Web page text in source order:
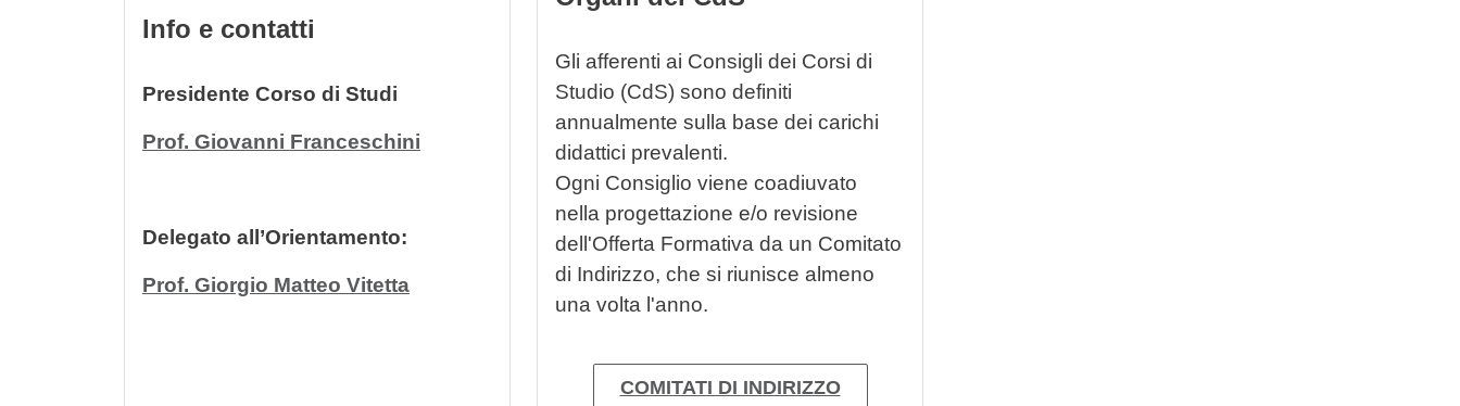
Info e contatti
Presidente Corso di Studi
Prof. Giovanni Franceschini
Delegato all’Orientamento:
Prof. Giorgio Matteo Vitetta
Gli afferenti ai Consigli dei Corsi di
Studio (CdS) sono definiti
annualmente sulla base dei carichi
didattici prevalenti.
Ogni Consiglio viene coadiuvato
nella progettazione e/o revisione
dell'Offerta Formativa da un Comitato
di Indirizzo, che si riunisce almeno
una volta l'anno.
COMITATI DI INDIRIZZO